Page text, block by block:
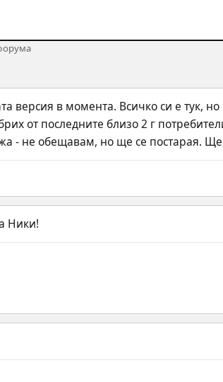
версия в момента. Всичко си е тук,
от последните близо 2 г
- не обещавам, но ще се постарая.
Ники!